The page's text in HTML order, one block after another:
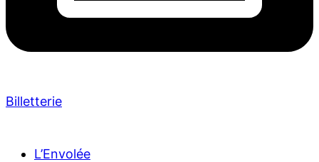
Billetterie
L’Envolée